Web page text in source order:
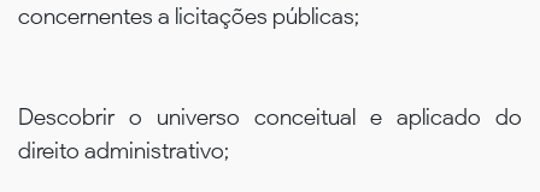
concernentes a licitações públicas;
Descobrir o universo conceitual e aplicado do
direito administrativo;